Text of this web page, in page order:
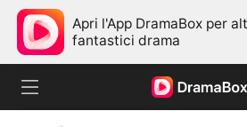
Apri l'App DramaBox per
fantastici drama